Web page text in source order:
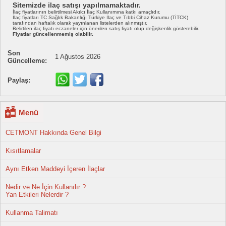
Sitemizde ilaç satışı yapılmamaktadır.
İlaç fiyatlarının belirtilmesi Akılcı İlaç Kullanımına katkı amaçlıdır.
İlaç fiyatları TC Sağlık Bakanlığı Türkiye İlaç ve Tıbbi Cihaz Kurumu (TİTCK)
tarafından haftalık olarak yayınlanan listelerden alınmıştır.
Belirtilen ilaç fiyatı eczaneler için önerilen satış fiyatı olup değişkenlik gösterebilir.
Fiyatlar güncellenmemiş olabilir.
Son
Güncelleme:
1 Ağustos 2026
Paylaş:
Menü
CETMONT Hakkında Genel Bilgi
Kısıtlamalar
Aynı Etken Maddeyi İçeren İlaçlar
Nedir ve Ne İçin Kullanılır ?
Yan Etkileri Nelerdir ?
Kullanma Talimatı